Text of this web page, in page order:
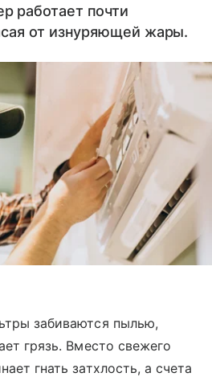
работает почти
от изнуряющей жары.
забиваются пылью,
грязь. Вместо свежего
гнать затхлость, а счета